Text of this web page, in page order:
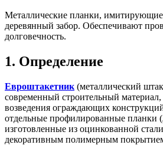
Металлические планки, имитирующие
деревянный забор. Обеспечивают
долговечность.
1. Определение
Евроштакетник (металлический
современный строительный
возведения ограждающих
отдельные профилированные планки
изготовленные из оцинкованной
декоративным полимерным